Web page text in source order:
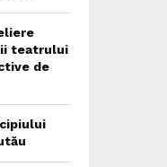
teatrului
de